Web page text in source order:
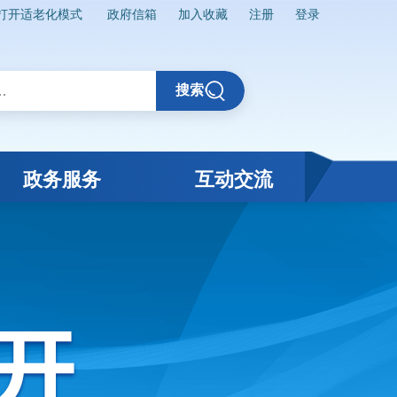
开适老化模式 政府信箱 加入收藏 注册 登录
搜索
政务服务 互动交流